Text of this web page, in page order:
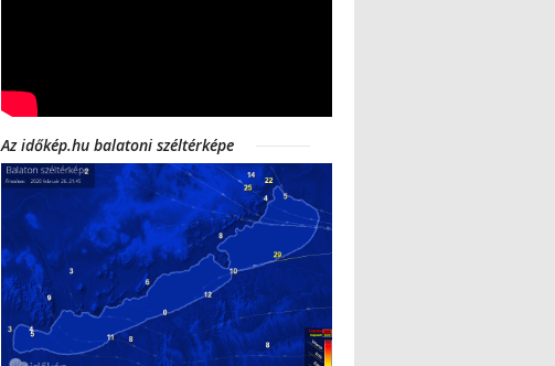
Az időkép.hu balatoni széltérképe